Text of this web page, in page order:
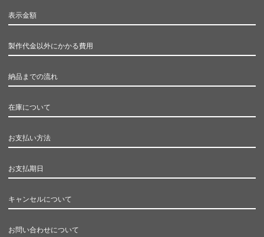
表示金額
製作代金以外にかかる費用
納品までの流れ
在庫について
お支払い方法
お支払期日
キャンセルについて
お問い合わせについて